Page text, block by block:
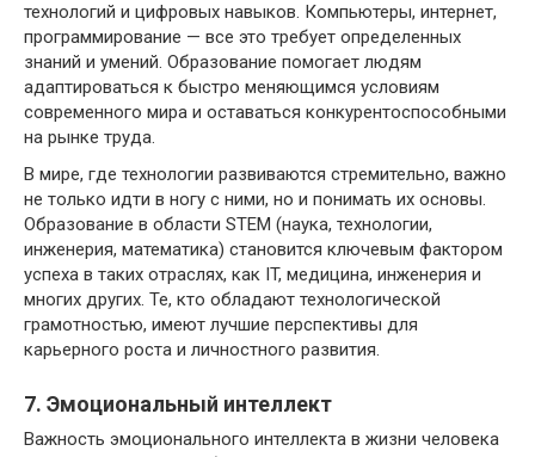
технологий и цифровых навыков. Компьютеры, интернет,
программирование — все это требует определенных
знаний и умений. Образование помогает людям
адаптироваться к быстро меняющимся условиям
современного мира и оставаться конкурентоспособными
на рынке труда.
В мире, где технологии развиваются стремительно, важно
не только идти в ногу с ними, но и понимать их основы.
Образование в области STEM (наука, технологии,
инженерия, математика) становится ключевым фактором
успеха в таких отраслях, как IT, медицина, инженерия и
многих других. Те, кто обладают технологической
грамотностью, имеют лучшие перспективы для
карьерного роста и личностного развития.
7. Эмоциональный интеллект
Важность эмоционального интеллекта в жизни человека